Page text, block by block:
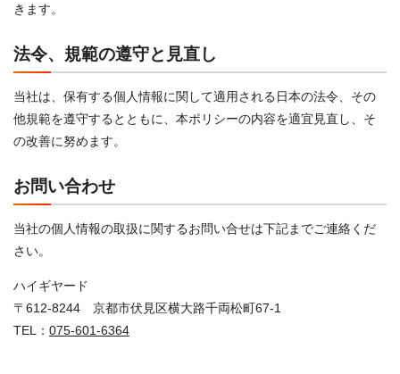
きます。
法令、規範の遵守と見直し
当社は、保有する個人情報に関して適用される日本の法令、その
他規範を遵守するとともに、本ポリシーの内容を適宜見直し、そ
の改善に努めます。
お問い合わせ
当社の個人情報の取扱に関するお問い合せは下記までご連絡くだ
さい。
ハイギヤード
〒612-8244 京都市伏見区横大路千両松町67-1
TEL： 075-601-6364